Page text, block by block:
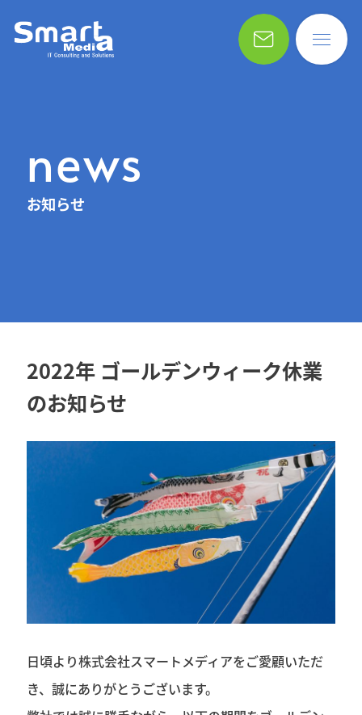
news
お知らせ
2022年 ゴールデンウィーク休業
のお知らせ
日頃より株式会社スマートメディアをご愛顧いただ
き、誠にありがとうございます。